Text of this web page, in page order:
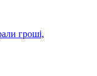
гроші,